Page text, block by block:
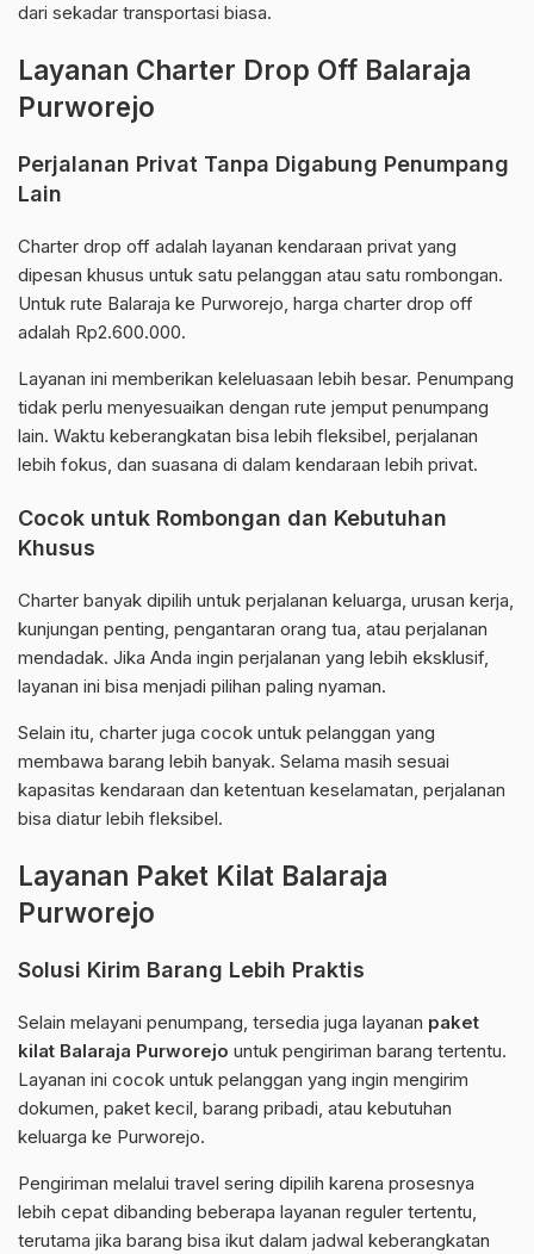
dari sekadar transportasi biasa.
Layanan Charter Drop Off Balaraja
Purworejo
Perjalanan Privat Tanpa Digabung Penumpang
Lain
Charter drop off adalah layanan kendaraan privat yang
dipesan khusus untuk satu pelanggan atau satu rombongan.
Untuk rute Balaraja ke Purworejo, harga charter drop off
adalah Rp2.600.000.
Layanan ini memberikan keleluasaan lebih besar. Penumpang
tidak perlu menyesuaikan dengan rute jemput penumpang
lain. Waktu keberangkatan bisa lebih fleksibel, perjalanan
lebih fokus, dan suasana di dalam kendaraan lebih privat.
Cocok untuk Rombongan dan Kebutuhan
Khusus
Charter banyak dipilih untuk perjalanan keluarga, urusan kerja,
kunjungan penting, pengantaran orang tua, atau perjalanan
mendadak. Jika Anda ingin perjalanan yang lebih eksklusif,
layanan ini bisa menjadi pilihan paling nyaman.
Selain itu, charter juga cocok untuk pelanggan yang
membawa barang lebih banyak. Selama masih sesuai
kapasitas kendaraan dan ketentuan keselamatan, perjalanan
bisa diatur lebih fleksibel.
Layanan Paket Kilat Balaraja
Purworejo
Solusi Kirim Barang Lebih Praktis
Selain melayani penumpang, tersedia juga layanan paket
kilat Balaraja Purworejo untuk pengiriman barang tertentu.
Layanan ini cocok untuk pelanggan yang ingin mengirim
dokumen, paket kecil, barang pribadi, atau kebutuhan
keluarga ke Purworejo.
Pengiriman melalui travel sering dipilih karena prosesnya
lebih cepat dibanding beberapa layanan reguler tertentu,
terutama jika barang bisa ikut dalam jadwal keberangkatan